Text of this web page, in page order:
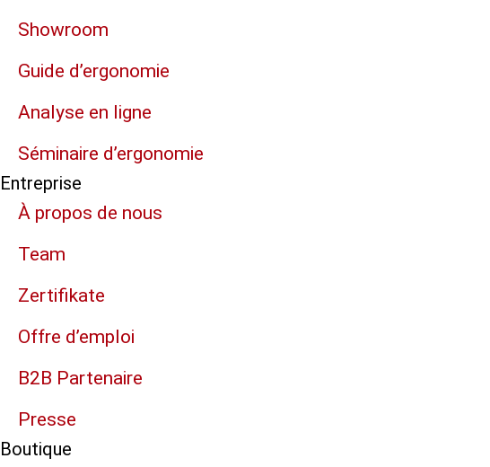
Showroom
Guide d’ergonomie
Analyse en ligne
Séminaire d’ergonomie
Entreprise
À propos de nous
Team
Zertifikate
Offre d’emploi
B2B Partenaire
Presse
Boutique